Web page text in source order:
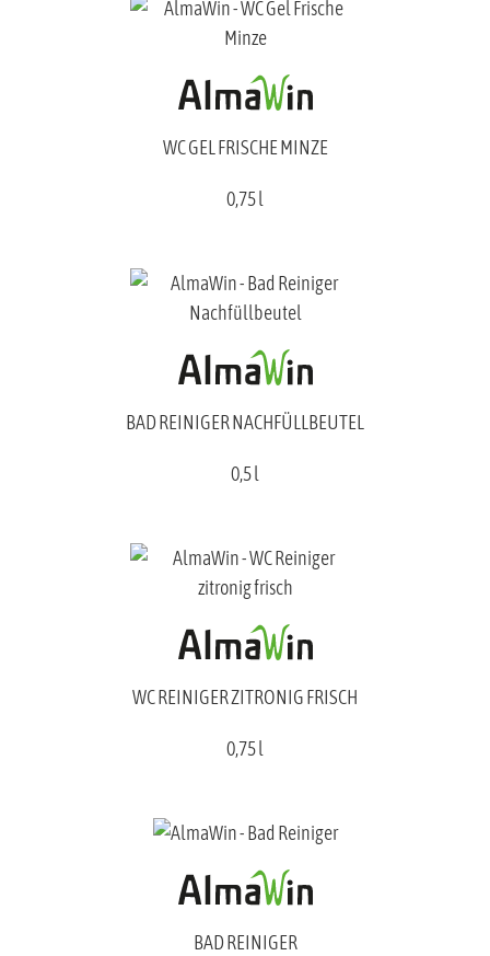
WC GEL FRISCHE MINZE
0,75 l
BAD REINIGER NACHFÜLLBEUTEL
0,5 l
WC REINIGER ZITRONIG FRISCH
0,75 l
BAD REINIGER